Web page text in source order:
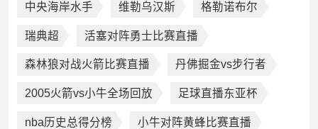
中央海岸水手 维勒乌汉斯 格勒诺布尔
瑞典超 活塞对阵勇士比赛直播
森林狼对战火箭比赛直播 丹佛掘金vs步行者
2005火箭vs小牛全场回放 足球直播东亚杯
nba历史总得分榜 小牛对阵黄蜂比赛直播